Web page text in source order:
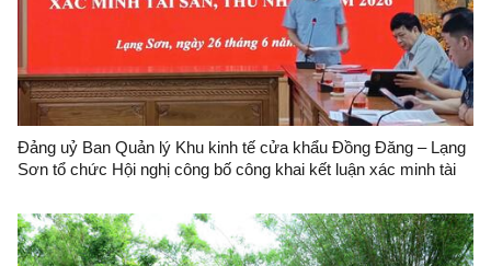
Đảng uỷ Ban Quản lý Khu kinh tế cửa khẩu Đồng Đăng – Lạng
Sơn tổ chức Hội nghị công bố công khai kết luận xác minh tài